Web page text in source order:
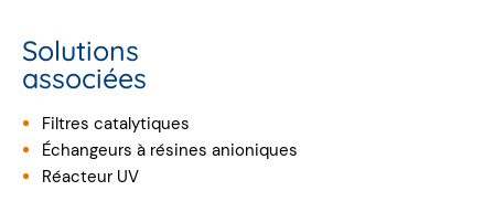
Solutions
associées
Filtres catalytiques
Échangeurs à résines anioniques
Réacteur UV